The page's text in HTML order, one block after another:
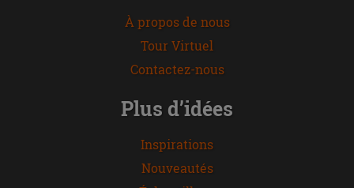
À propos de nous
Tour Virtuel
Contactez-nous
Plus d’idées
Inspirations
Nouveautés